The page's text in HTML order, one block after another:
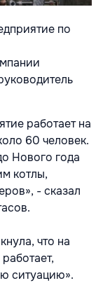
по
работает на
60 человек.
Нового года
котлы,
- сказал
что на
ситуацию».